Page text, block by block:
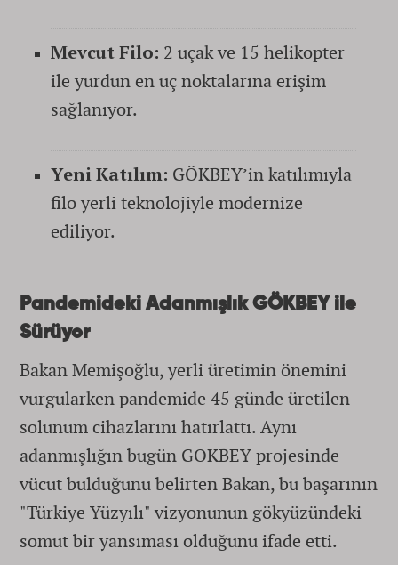
Mevcut Filo: 2 uçak ve 15 helikopter
ile yurdun en uç noktalarına erişim
sağlanıyor.
Yeni Katılım: GÖKBEY’in katılımıyla
filo yerli teknolojiyle modernize
ediliyor.
Pandemideki Adanmışlık GÖKBEY ile
Sürüyor
Bakan Memişoğlu, yerli üretimin önemini
vurgularken pandemide 45 günde üretilen
solunum cihazlarını hatırlattı. Aynı
adanmışlığın bugün GÖKBEY projesinde
vücut bulduğunu belirten Bakan, bu başarının
"Türkiye Yüzyılı" vizyonunun gökyüzündeki
somut bir yansıması olduğunu ifade etti.